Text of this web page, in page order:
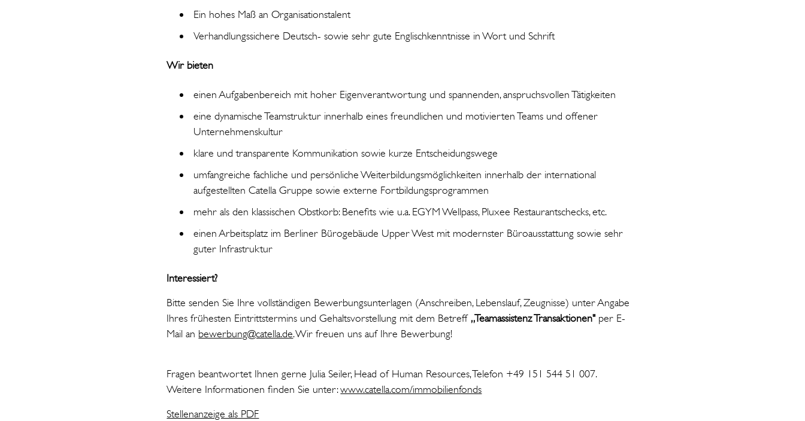
Ein hohes Maß an Organisationstalent
Verhandlungssichere Deutsch- sowie sehr gute Englischkenntnisse in Wort und Schrift
Wir bieten
einen Aufgabenbereich mit hoher Eigenverantwortung und spannenden, anspruchsvollen Tätigkeiten
eine dynamische Teamstruktur innerhalb eines freundlichen und motivierten Teams und offener
Unternehmenskultur
klare und transparente Kommunikation sowie kurze Entscheidungswege
umfangreiche fachliche und persönliche Weiterbildungsmöglichkeiten innerhalb der international
aufgestellten Catella Gruppe sowie externe Fortbildungsprogrammen
mehr als den klassischen Obstkorb: Benefits wie u.a. EGYM Wellpass, Pluxee Restaurantschecks, etc.
einen Arbeitsplatz im Berliner Bürogebäude Upper West mit modernster Büroausstattung sowie sehr
guter Infrastruktur
Interessiert?
Bitte senden Sie Ihre vollständigen Bewerbungsunterlagen (Anschreiben, Lebenslauf, Zeugnisse) unter Angabe
Ihres frühesten Eintrittstermins und Gehaltsvorstellung mit dem Betreff „Teamassistenz Transaktionen"per E-
Mail an bewerbung@catella.de. Wir freuen uns auf Ihre Bewerbung!
Fragen beantwortet Ihnen gerne Julia Seiler, Head of Human Resources, Telefon +49 151 544 51 007.
Weitere Informationen finden Sie unter:www.catella.com/immobilienfonds
Stellenanzeige als PDF